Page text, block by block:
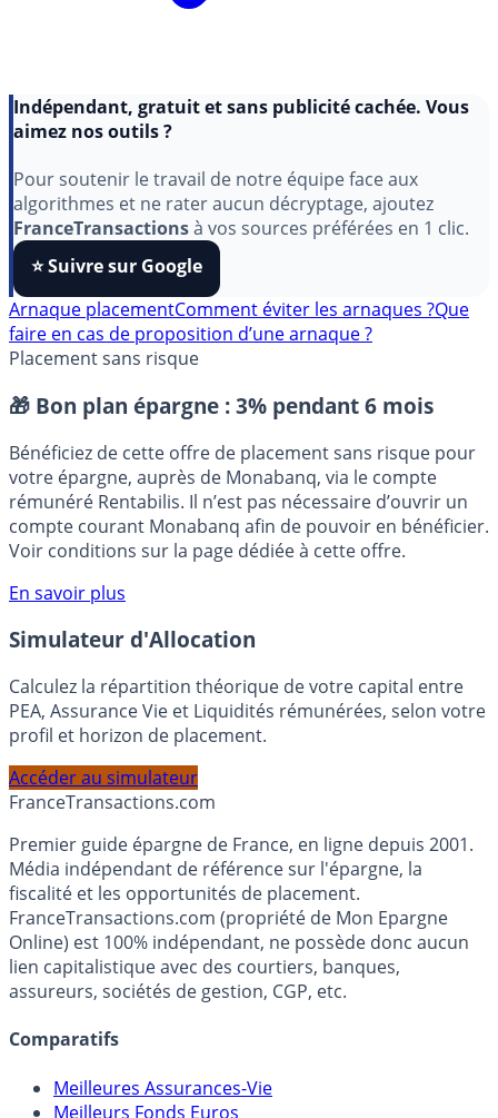
aimez nos outils ?
Pour soutenir le travail de notre équipe face aux
algorithmes et ne rater aucun décryptage, ajoutez
FranceTransactionsà vos sources préférées en 1 clic.
⭐️ Suivre sur Google
Arnaque placementComment éviter les arnaques ?
Placement sans risque
🎁 Bon plan épargne : 3% pendant 6 mois
Bénéficiez de cette offre de placement sans risque pour
votre épargne, auprès de Monabanq, via le compte
rémunéré Rentabilis. Il n’est pas nécessaire d’ouvrir un
compte courant Monabanq afin de pouvoir en bénéficier.
Voir conditions sur la page dédiée à cette offre.
En savoir plus
Simulateur d'Allocation
Calculez la répartition théorique de votre capital entre
profil et horizon de placement.
FranceTransactions.com
Premier guide épargne de France, en ligne depuis 2001.
Média indépendant de référence sur l'épargne, la
fiscalité et les opportunités de placement.
FranceTransactions.com (propriété de Mon Epargne
Online) est 100% indépendant, ne possède donc aucun
assureurs, sociétés de gestion, CGP, etc.
Comparatifs